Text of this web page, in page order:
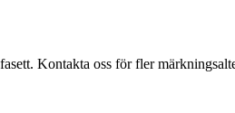
Kontakta oss för fler